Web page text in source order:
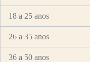
18 a 25 anos
26 a 35 anos
36 a 50 anos